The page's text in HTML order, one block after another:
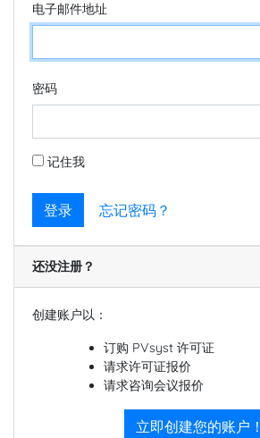
电子邮件地址
密码
记住我
登录 忘记密码？
还没注册？
创建账户以：
订购 PVsyst 许可证
请求许可证报价
请求咨询会议报价
立即创建您的账户！